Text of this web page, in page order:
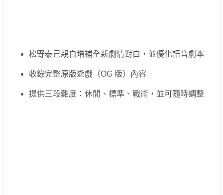
松野泰己親自增補全新劇情對白，並優化語音劇本
收錄完整原版遊戲（OG 版）內容
提供三段難度：休閒、標準、戰術，並可隨時調整